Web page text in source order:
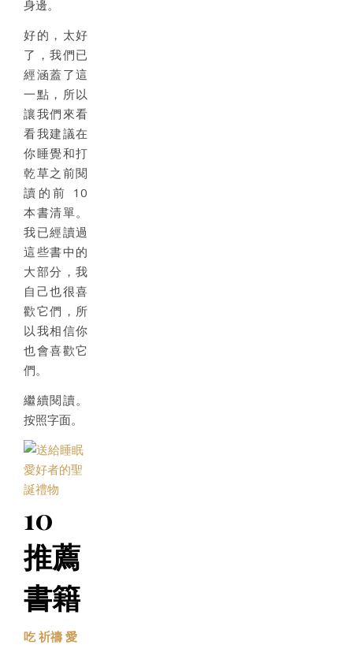
身邊。
好的，太好
了，我們已
經涵蓋了這
一點，所以
讓我們來看
看我建議在
你睡覺和打
乾草之前閱
讀的前 10
本書清單。
我已經讀過
這些書中的
大部分，我
自己也很喜
歡它們，所
以我相信你
也會喜歡它
們。
繼續閱讀。
按照字面。
10
推薦
書籍
吃 祈禱 愛